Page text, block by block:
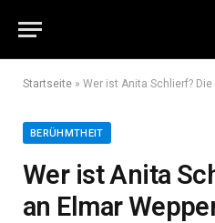
Startseite » Wer ist Anita Schlierf?
BERÜHMTHEIT
Wer ist Anita
an Elmar